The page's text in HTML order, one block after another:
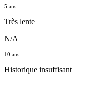
5 ans
Très lente
N/A
10 ans
Historique insuffisant